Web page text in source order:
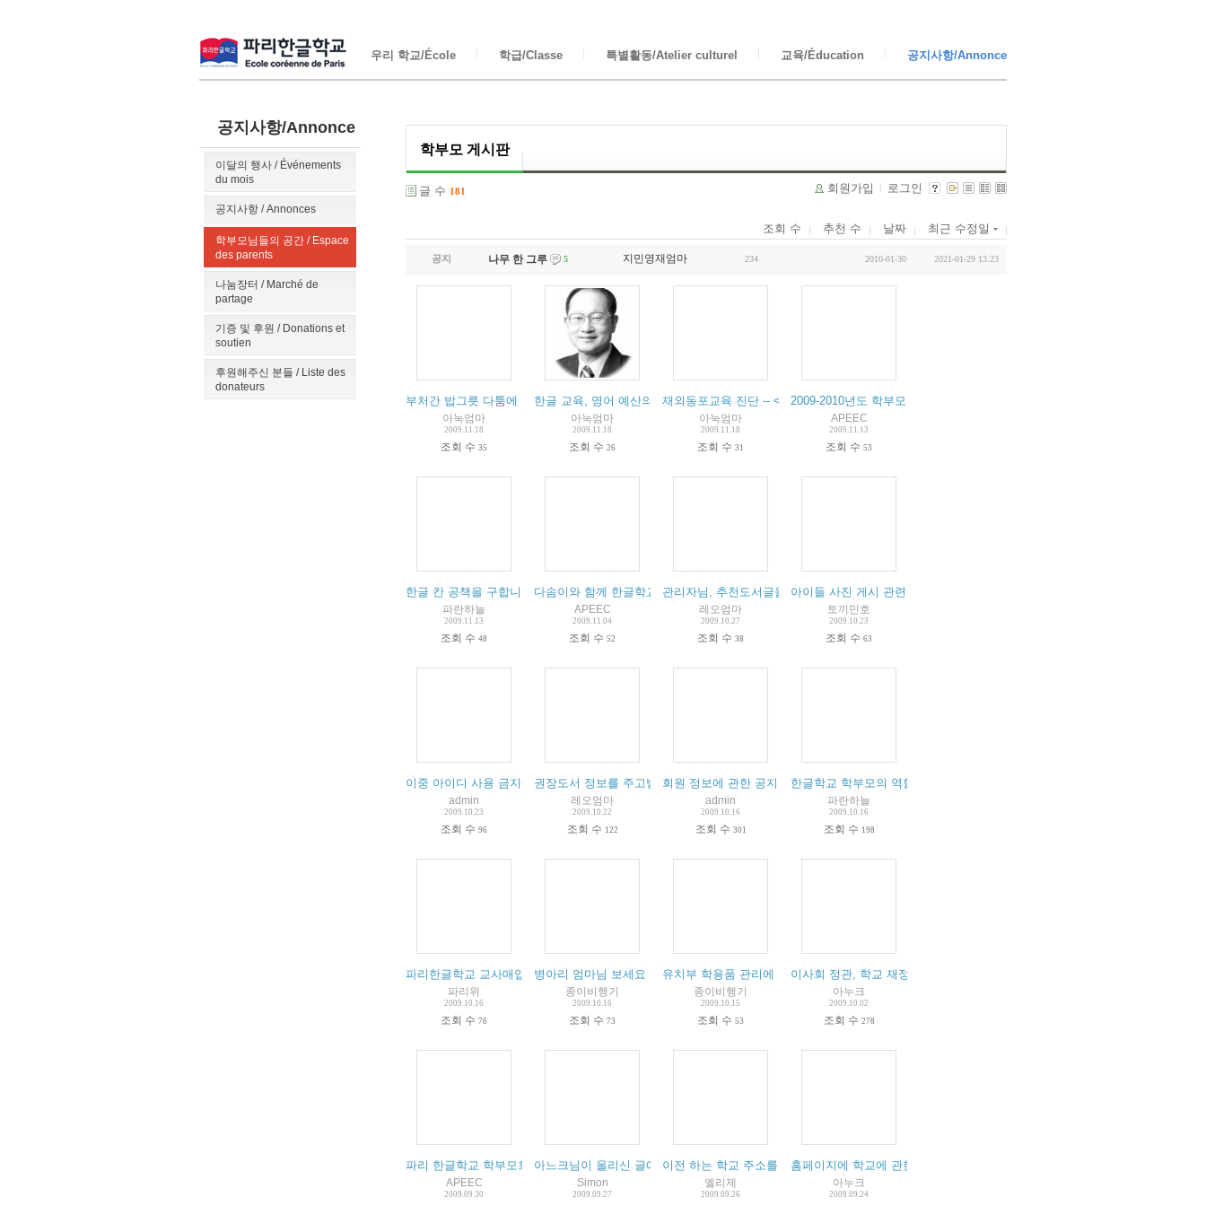
우리 학교/École 학급/Classe 특별활동/Atelier culturel 교육/Éducation 공지사항/Annonce
공지사항/Annonce
이달의 행사 / Événements
du mois
공지사항 / Annonces
학부모님들의 공간 / Espace
des parents
나눔장터 / Marché de
partage
기증 및 후원 / Donations et
soutien
후원해주신 분들 / Liste des
donateurs
학부모 게시판
글 수 181 회원가입 로그인
조회 수 추천 수 날짜 최근 수정일
공지 나무 한 그루 5 지민영재엄마 234 2010-01-30 2021-01-29 13:23
부처간 밥그릇 다툼에 날개 묶인 세종학당 --- 한겨레 신문
아눅엄마
2009.11.18
조회 수 35
한글 교육, 영어 예산의 10%만 투자해도 : 국립국어원 원장 기고
아눅엄마
2009.11.18
조회 수 26
재외동포교육 진단 -- <연합통신 기획기사>
아눅엄마
2009.11.18
조회 수 31
2009-2010년도 학부모회 임원회의
APEEC
2009.11.13
조회 수 53
한글 칸 공책을 구합니다 (2)
파란하늘
2009.11.13
조회 수 48
다솜이와 함께 한글학교에 갈 친구를 찾습니다. )
APEEC
2009.11.04
조회 수 52
관리자님, 추천도서글을 도서관으로 이동 부탁해요~
레오엄마
2009.10.27
조회 수 38
아이들 사진 게시 관련하여 학부모님들께 문의드립니다.
토끼민호
2009.10.23
조회 수 63
이중 아이디 사용 금지에 관한 공지입니다. (2)
admin
2009.10.23
조회 수 96
권장도서 정보를 주고받는 게시판 신설 건의해요 (13)
레오엄마
2009.10.22
조회 수 122
회원 정보에 관한 공지 10)
admin
2009.10.16
조회 수 301
한글학교 학부모의 역할에 대한 개인적인 생각
파란하늘
2009.10.16
조회 수 198
파리한글학교 교사매입 모금 바자회
파리위
2009.10.16
조회 수 76
병아리 엄마님 보세요 (게시물 정정 및 삭제의 권한에 관하여) ( 1)
종이비행기
2009.10.16
조회 수 73
유치부 학용품 관리에 관하여 (1
종이비행기
2009.10.15
조회 수 53
이사회 정관, 학교 재정 등에 대한 자료들을 읽고, 몇가지 질문을 드립니다
아누크
2009.10.02
조회 수 278
파리 한글학교 학부모회 총회 - 10월 7일 오후 4시 STANISLAS학교
APEEC
2009.09.30
아느크님이 올리신 글에 대한 일부 회신입니다
Simon
2009.09.27
이전 하는 학교 주소를 알고 싶습니다. (1)
엘리제
2009.09.26
홈페이지에 학교에 관한 여러가지 정보를 공개해 주시기 바랍니다.
아누크
2009.09.24